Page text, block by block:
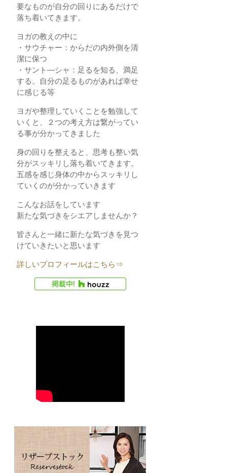
要なものが自分の回りにあるだけで
落ち着いてきます。
ヨガの教えの中に
・サウチャー：からだの内外側を清
潔に保つ
・サント―シャ：足るを知る、満足
する。自分の足るものがあれば幸せ
に感じる等
ヨガや整理していくことを勉強して
いくと、２つの考え方は繋がってい
る事が分かってきました
身の回りを整えると、思考も整い気
分がスッキリし落ち着いてきます。
五感を感じ身体の中からスッキリし
ていくのが分かっていきます
こんなお話をしています
新たな気づきをシエアしませんか？
皆さんと一緒に新たな気づきを見つ
けていきたいと思います
詳しいプロフィールはこちら⇒